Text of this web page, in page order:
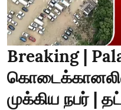
Breaking |
முக்கிய நபர் |